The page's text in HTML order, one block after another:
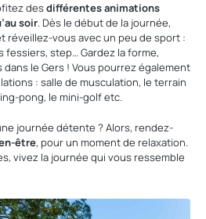
desdifférentes animations
soir. Dès le début de la journée,
réveillez-vous avec un peu de sport :
fessiers, step… Gardez la forme,
le Gers ! Vous pourrez également
: salle de musculation, le terrain
pong, le mini-golf etc.
journée détente ? Alors, rendez-
être, pour un moment de relaxation.
vivez la journée qui vous ressemble